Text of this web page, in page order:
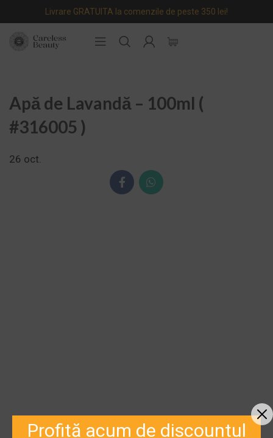
Livrare GRATUITA la comenzile de peste 350 lei!
Apă de Lavandă – 100ml (
#316005 )
26 oct.
Profită acum de discountul